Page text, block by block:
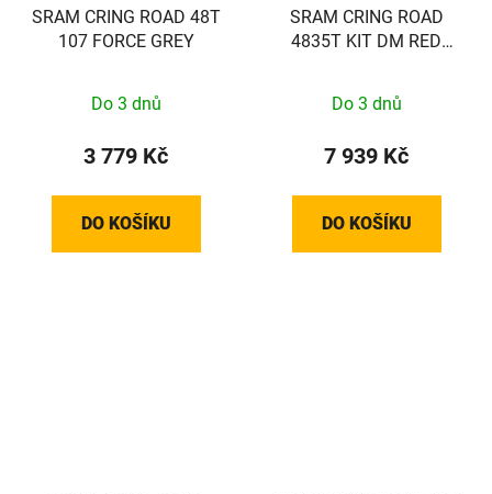
SRAM CRING ROAD 48T
107 FORCE GREY
Do 3 dnů
3 779 Kč
DO KOŠÍKU
SRAM CRING ROAD
4835T KIT DM RED
Do 3 dnů
7 939 Kč
DO KOŠÍKU